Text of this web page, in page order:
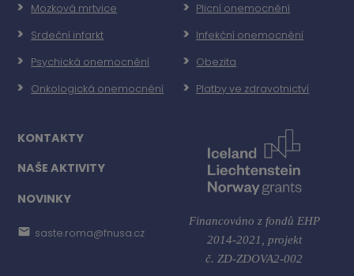
Mozková mrtvice
Srdeční infarkt
Psychická onemocnění
Onkologická onemocnění
Plicní onemocnění
Infekční onemocnění
Obezita
Platby ve zdravotnictví
KONTAKTY
NAŠE AKTIVITY
NOVINKY
saste.roma@fnusa.cz
Financováno z fondů EHP
2014-2021, projekt
č. ZD-ZDOVA2-002